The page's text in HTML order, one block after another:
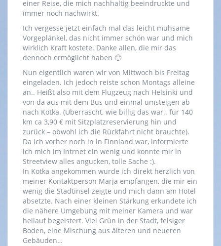
einer Reise, die mich nachhaltig beeindruckte und
immer noch nachwirkt.
Ich vergesse jetzt einfach mal das leicht mühsame
Vorgeplänkel, das nicht immer schön war und mich
wirklich Kraft kostete. Danke allen, die mir das
dennoch ermöglicht haben 🙂
Nun eigentlich waren wir von Mittwoch bis Freitag
eingeladen. Ich jedoch reiste schon Montags alleine
an.. Heißt also mit dem Flugzeug nach Helsinki und
von da aus mit dem Bus und einmal umsteigen ab
nach Kotka. (Überrascht, wie billig das war.. für 140
km ca 3,90 € mit Sitzplatzreservierung hin und
zurück – obwohl ich die Rückfahrt nicht brauchte).
Da ich vorher noch in in Finnland war, informierte
ich mich im Intrnet ein wenig und konnte mir in
Streetview alles angucken, tolle Sache :).
In Kotka angekommen wurde ich direkt herzlich von
meiner Kontaktperson Marja empfangen, die mir ein
wenig die Stadtinsel zeigte und mich dann am Hotel
absetzte. Nach einer kleinen Stärkung erkundete ich
die nähere Umgebung mit meiner Kamera und war
hellauf begeistert. Viel Grün in der Stadt, felsiger
Boden, eine Mischung aus älteren und neueren
Gebäuden…